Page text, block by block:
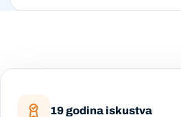
19 godina iskustva